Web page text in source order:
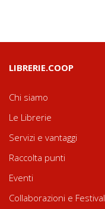
LIBRERIE.COOP
Chi siamo
Le Librerie
Servizi e vantaggi
Raccolta punti
Eventi
Collaborazioni e Festival